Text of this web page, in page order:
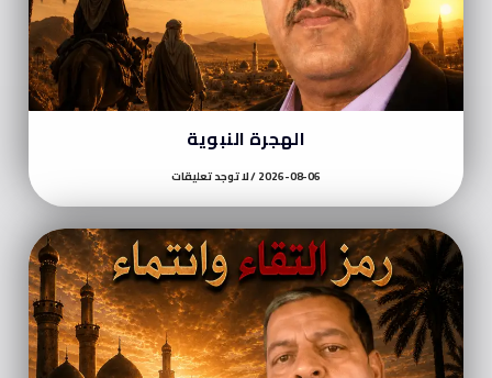
الهجرة النبوية
2026-08-06 لا توجد تعليقات